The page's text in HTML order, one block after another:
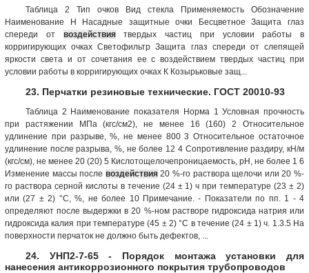
Таблица 2 Тип очков Вид стекла Применяемость Обозна­чение
Наименование Н Насадные защит­ные очки Бесцветное Защита глаз
спереди от воздействиятвердых частиц при условии работы в
корригирующих очках Светофильтр Защита глаз спереди от слепящей
яркости света и от сочетания ее с воздействием твердых частиц при
условии работы в корригирующих очках К Козырьковые защ...
23. Перчатки резиновые технические. ГОСТ 20010-93
Таблица 2 Наименование показателя Норма 1 Условная прочность
при растяжении МПа (кгс/см2), не менее 16 (160) 2 Относительное
удлинение при разрыве, %, не менее 800 3 Относительное остаточное
удлинение после разрыва, %, не более 12 4 Сопротивление раздиру, кН/м
(кгс/см), не менее 20 (20) 5 Кислотощелочепроницаемость, рН, не более 1 6
Изменение массы после воздействия20 %-го раствора щелочи или 20 %-
го раствора серной кислоты в течение (24 ± 1) ч при температуре (23 ± 2)
или (27 ± 2) °С, %, не более 10 Примечание. - Показатели по пп. 1 - 4
определяют после выдержки в 20 %-ном растворе гидроксида натрия или
гидроксида калия при температуре (45 ± 2) °С в течение (24 ± 1) ч. 1.3.5 На
поверхности перчаток не должно быть дефектов, ...
24. УНП2-7-65 - Порядок монтажа установки для
нанесения антикоррозионного покрытия трубопроводов